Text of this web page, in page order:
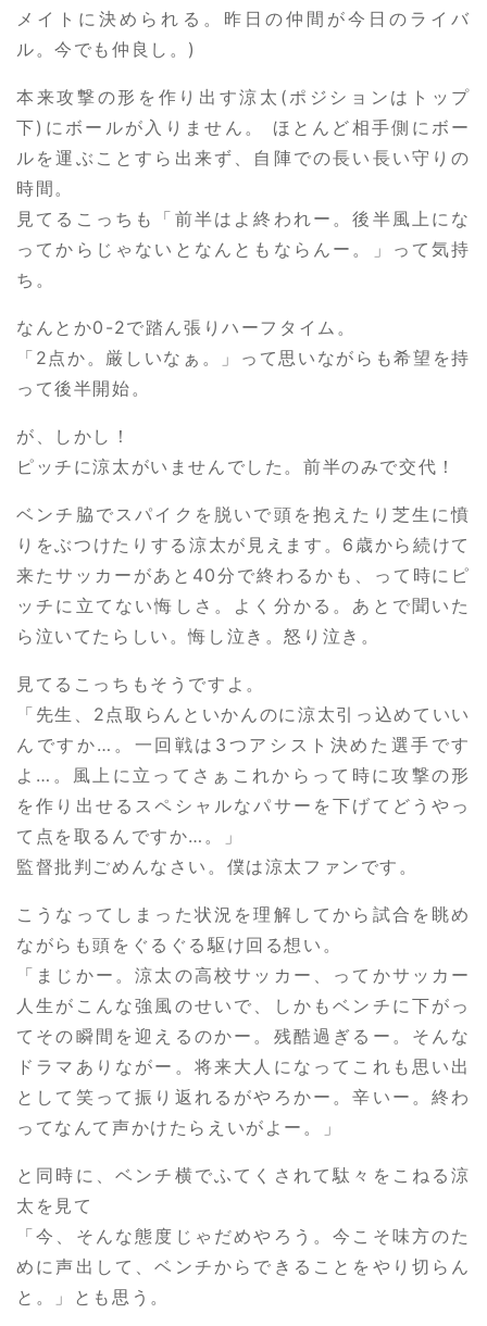
メイトに決められる。昨日の仲間が今日のライバ
ル。今でも仲良し。)
本来攻撃の形を作り出す涼太(ポジションはトップ
下)にボールが入りません。 ほとんど相手側にボー
ルを運ぶことすら出来ず、自陣での長い長い守りの
時間。
見てるこっちも「前半はよ終われー。後半風上にな
ってからじゃないとなんともならんー。」って気持
ち。
なんとか0-2で踏ん張りハーフタイム。
「2点か。厳しいなぁ。」って思いながらも希望を持
って後半開始。
が、しかし！
ピッチに涼太がいませんでした。前半のみで交代！
ベンチ脇でスパイクを脱いで頭を抱えたり芝生に憤
りをぶつけたりする涼太が見えます。6歳から続けて
来たサッカーがあと40分で終わるかも、って時にピ
ッチに立てない悔しさ。よく分かる。あとで聞いた
ら泣いてたらしい。悔し泣き。怒り泣き。
見てるこっちもそうですよ。
「先生、2点取らんといかんのに涼太引っ込めていい
んですか…。一回戦は3つアシスト決めた選手です
よ…。風上に立ってさぁこれからって時に攻撃の形
を作り出せるスペシャルなパサーを下げてどうやっ
て点を取るんですか…。」
監督批判ごめんなさい。僕は涼太ファンです。
こうなってしまった状況を理解してから試合を眺め
ながらも頭をぐるぐる駆け回る想い。
「まじかー。涼太の高校サッカー、ってかサッカー
人生がこんな強風のせいで、しかもベンチに下がっ
てその瞬間を迎えるのかー。残酷過ぎるー。そんな
ドラマありながー。将来大人になってこれも思い出
として笑って振り返れるがやろかー。辛いー。終わ
ってなんて声かけたらえいがよー。」
と同時に、ベンチ横でふてくされて駄々をこねる涼
太を見て
「今、そんな態度じゃだめやろう。今こそ味方のた
めに声出して、ベンチからできることをやり切らん
と。」とも思う。